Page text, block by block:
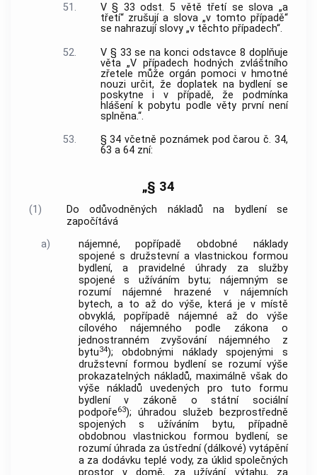
51.
V § 33 odst. 5 větě třetí se slova „a
třetí“ zrušují a slova „v tomto případě“
se nahrazují slovy „v těchto případech“.
52.
V § 33 se na konci odstavce 8 doplňuje
věta „V případech hodných zvláštního
zřetele může orgán pomoci v hmotné
nouzi určit, že doplatek na bydlení se
poskytne i v případě, že podmínka
hlášení k pobytu podle věty první není
splněna.“.
53.
§ 34 včetně poznámek pod čarou č. 34,
63 a 64 zní:
„§ 34
(1)
Do odůvodněných nákladů na bydlení se
započítává
a)
nájemné, popřípadě obdobné náklady
spojené s družstevní a vlastnickou formou
bydlení, a pravidelné úhrady za služby
spojené s užíváním bytu; nájemným se
rozumí nájemné hrazené v nájemních
bytech, a to až do výše, která je v místě
obvyklá, popřípadě nájemné až do výše
cílového nájemného podle zákona o
jednostranném zvyšování nájemného z
bytu34); obdobnými náklady spojenými s
družstevní formou bydlení se rozumí výše
prokazatelných nákladů, maximálně však do
výše nákladů uvedených pro tuto formu
bydlení v zákoně o státní sociální
podpoře63); úhradou služeb bezprostředně
spojených s užíváním bytu, případně
obdobnou vlastnickou formou bydlení, se
rozumí úhrada za ústřední (dálkové) vytápění
a za dodávku teplé vody, za úklid společných
prostor v domě, za užívání výtahu, za